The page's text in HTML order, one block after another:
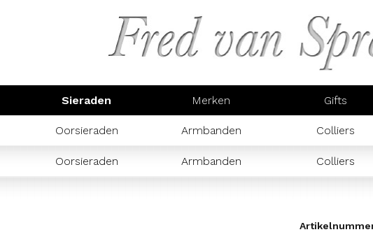
Sieraden Merken Gifts
Oorsieraden Armbanden Colliers
Oorsieraden Armbanden Colliers